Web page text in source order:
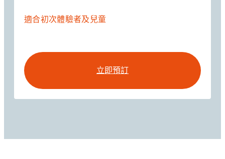
適合初次體驗者及兒童
立即預訂